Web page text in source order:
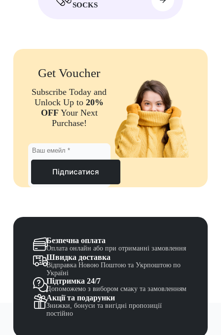
SOCKS
Get Voucher
Subscribe Today and
Unlock Up to20%
OFFYour Next
Purchase!
Підписатися
Безпечна оплата
Оплата онлайн або при отриманні замовлення
Швидка доставка
Відправка Новою Поштою та Укрпоштою по
Україні
Підтримка 24/7
Допоможемо з вибором смаку та замовленням
Акції та подарунки
Знижки, бонуси та вигідні пропозиції
постійно